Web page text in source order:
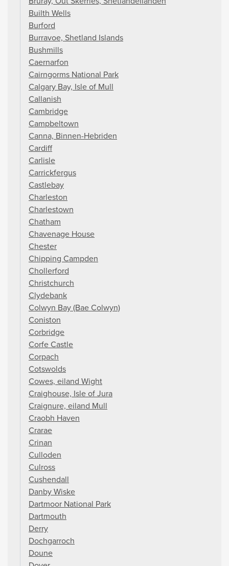
Builth Wells
Burford
Burravoe, Shetland Islands
Bushmills
Caernarfon
Cairngorms National Park
Calgary Bay, Isle of Mull
Callanish
Cambridge
Campbeltown
Canna, Binnen-Hebriden
Cardiff
Carlisle
Carrickfergus
Castlebay
Charleston
Charlestown
Chatham
Chavenage House
Chester
Chipping Campden
Chollerford
Christchurch
Clydebank
Colwyn Bay (Bae Colwyn)
Coniston
Corbridge
Corfe Castle
Corpach
Cotswolds
Cowes, eiland Wight
Craighouse, Isle of Jura
Craignure, eiland Mull
Craobh Haven
Crarae
Crinan
Culloden
Culross
Cushendall
Danby Wiske
Dartmoor National Park
Dartmouth
Derry
Dochgarroch
Doune